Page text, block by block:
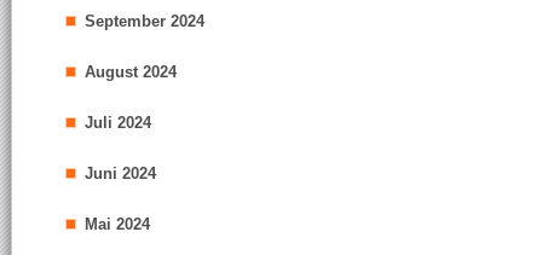
September 2024
August 2024
Juli 2024
Juni 2024
Mai 2024